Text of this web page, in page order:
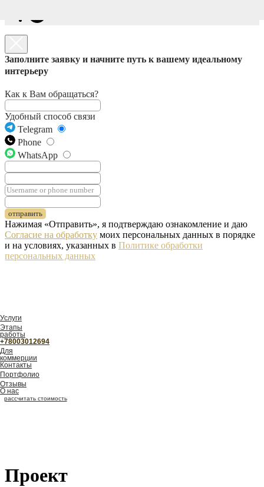
Услуги
Этапы
работы
+78003012694
Для
коммерции
Контакты
Портфолио
Отзывы
О нас
рассчитать стоимость
Заполните заявку и начните путь к вашему идеальному
интерьеру
Как к Вам обращаться?
Удобный способ связи
Telegram
Phone
WhatsApp
отправить
Нажимая «Отправить», я подтверждаю ознакомление и даю
Согласие на обработку моих персональных данных в порядке
и на условиях, указанных в Политике обработки
персональных данных
Проект